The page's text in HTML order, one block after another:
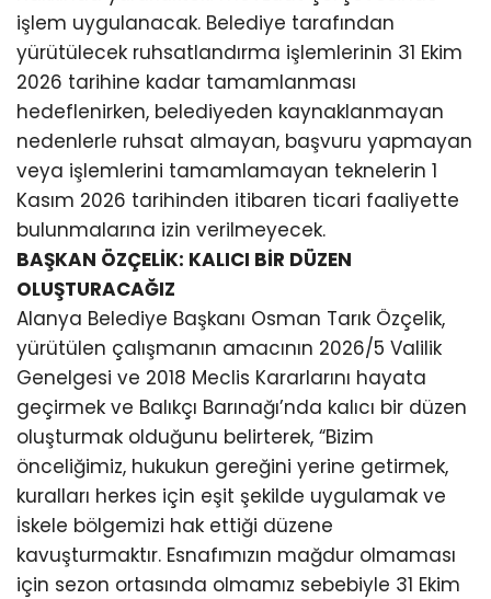
işlem uygulanacak. Belediye tarafından
yürütülecek ruhsatlandırma işlemlerinin 31 Ekim
2026 tarihine kadar tamamlanması
hedeflenirken, belediyeden kaynaklanmayan
nedenlerle ruhsat almayan, başvuru yapmayan
veya işlemlerini tamamlamayan teknelerin 1
Kasım 2026 tarihinden itibaren ticari faaliyette
bulunmalarına izin verilmeyecek.
BAŞKAN ÖZÇELİK: KALICI BİR DÜZEN
OLUŞTURACAĞIZ
Alanya Belediye Başkanı Osman Tarık Özçelik,
yürütülen çalışmanın amacının 2026/5 Valilik
Genelgesi ve 2018 Meclis Kararlarını hayata
geçirmek ve Balıkçı Barınağı’nda kalıcı bir düzen
oluşturmak olduğunu belirterek, “Bizim
önceliğimiz, hukukun gereğini yerine getirmek,
kuralları herkes için eşit şekilde uygulamak ve
İskele bölgemizi hak ettiği düzene
kavuşturmaktır. Esnafımızın mağdur olmaması
için sezon ortasında olmamız sebebiyle 31 Ekim